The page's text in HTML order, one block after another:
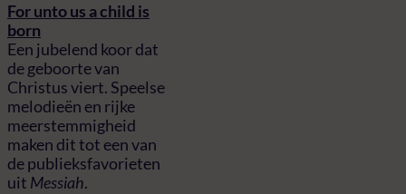
For unto us a child is
born
Een jubelend koor dat
de geboorte van
Christus viert. Speelse
melodieën en rijke
meerstemmigheid
maken dit tot een van
de publieksfavorieten
uit Messiah.